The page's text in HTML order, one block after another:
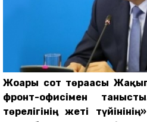
Жоғарғы сот төрағасы
фронт-офисімен
төрелігінің жеті